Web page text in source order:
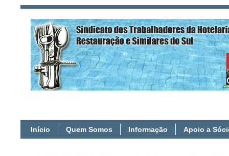
Início Quem Somos Informação Apoio a